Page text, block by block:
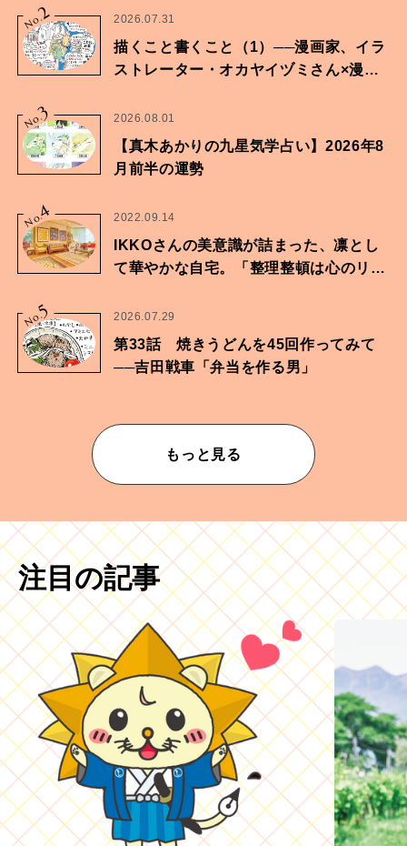
No.2 2026.07.31
描くこと書くこと（1）──漫画家、イラ
ストレーター・オカヤイヅミさん×漫画
No.
3 2026.08.01
【真木あかりの九星気学占い】2026年8
月前半の運勢
No.
4 2022.09.14
IKKOさんの美意識が詰まった、凛とし
て華やかな自宅。「整理整頓は心のリズ
No.
5 2026.07.29
第33話 焼きうどんを45回作ってみて
──吉田戦車「弁当を作る男」
もっと見る
注目の記事